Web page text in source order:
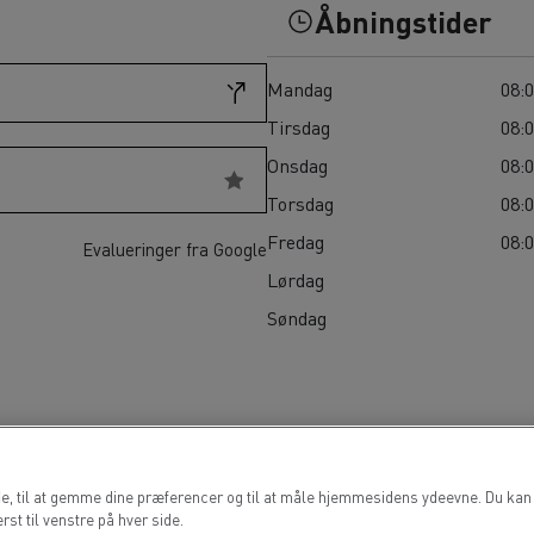
Hvilket erhvervskøretøj er bedst til fødevarevirksomheder?
Renault Trucks varevogn: din allierede i hverdagen
Evalueringer fra Google
Åbningstider
Mandag
Tirsdag
Onsdag
Torsdag
Fredag
Lørdag
Søndag
til at gemme dine præferencer og til at måle hjemmesidens ydeevne. Du
til venstre på hver side.